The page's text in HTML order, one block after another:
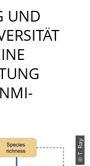
UND
© T. Ray